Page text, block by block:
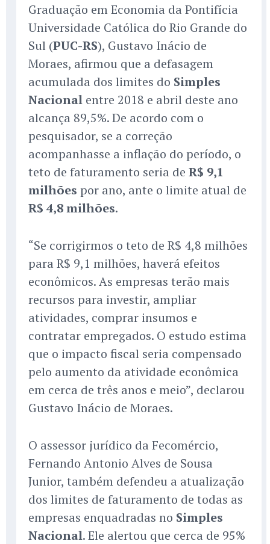
Graduação em Economia da Pontifícia
Universidade Católica do Rio Grande do
Sul (PUC-RS), Gustavo Inácio de
Moraes, afirmou que a defasagem
acumulada dos limites do Simples
Nacional entre 2018 e abril deste ano
alcança 89,5%. De acordo com o
pesquisador, se a correção
acompanhasse a inflação do período, o
teto de faturamento seria de R$ 9,1
milhões por ano, ante o limite atual de
R$ 4,8 milhões.
“Se corrigirmos o teto de R$ 4,8 milhões
para R$ 9,1 milhões, haverá efeitos
econômicos. As empresas terão mais
recursos para investir, ampliar
atividades, comprar insumos e
contratar empregados. O estudo estima
que o impacto fiscal seria compensado
pelo aumento da atividade econômica
em cerca de três anos e meio”, declarou
Gustavo Inácio de Moraes.
O assessor jurídico da Fecomércio,
Fernando Antonio Alves de Sousa
Junior, também defendeu a atualização
dos limites de faturamento de todas as
empresas enquadradas no Simples
Nacional. Ele alertou que cerca de 95%